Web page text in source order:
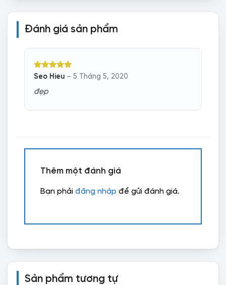
Đánh giá sản phẩm
Được xếp
sao
Seo Hieu – 5 Tháng 5, 2020
đẹp
Thêm một đánh giá
Bạn phải đăng nhập để gửi đánh giá.
Sản phẩm tương tự